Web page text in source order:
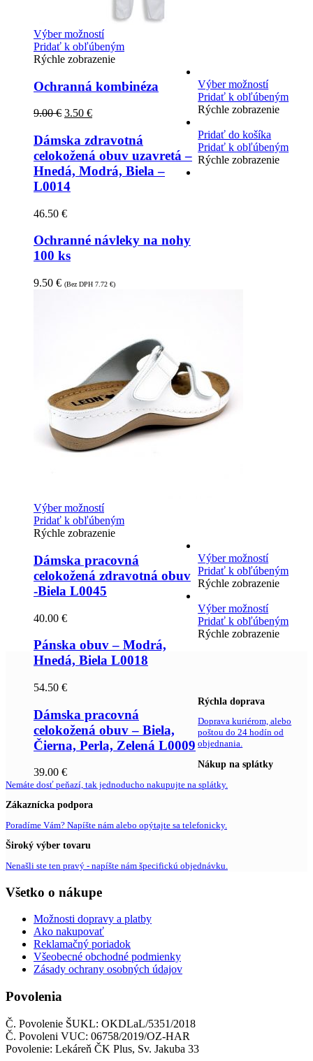
Výber možností
Pridať k obľúbeným
Rýchle zobrazenie
Ochranná kombinéza
9.00€ 3.50 €
Výber možností
Pridať k obľúbeným
Rýchle zobrazenie
Dámska zdravotná
celokožená obuv uzavretá –
Hnedá, Modrá, Biela –
L0014
46.50 €
Pridať do košíka
Pridať k obľúbeným
Rýchle zobrazenie
Ochranné návleky na nohy
100 ks
9.50 € (Bez DPH 7.72 €)
Výber možností
Pridať k obľúbeným
Rýchle zobrazenie
Dámska pracovná
celokožená zdravotná obuv
-Biela L0045
40.00 €
Výber možností
Pridať k obľúbeným
Rýchle zobrazenie
Pánska obuv – Modrá,
Hnedá, Biela L0018
54.50 €
Výber možností
Pridať k obľúbeným
Rýchle zobrazenie
Dámska pracovná
celokožená obuv – Biela,
Čierna, Perla, Zelená L0009
39.00 €
Rýchla doprava
Doprava kuriérom, alebo
poštou do 24 hodín od
objednania.
Nákup na splátky
Nemáte dosť peňazí, tak jednoducho nakupujte na splátky.
Zákaznícka podpora
Poradíme Vám? Napíšte nám alebo opýtajte sa telefonicky.
Široký výber tovaru
Nenašli ste ten pravý - napíšte nám špecifickú objednávku.
Všetko o nákupe
Možnosti dopravy a platby
Ako nakupovať
Reklamačný poriadok
Všeobecné obchodné podmienky
Zásady ochrany osobných údajov
Povolenia
Č. Povolenie ŠUKL: OKDLaL/5351/2018
Č. Povoleni VUC: 06758/2019/OZ-HAR
Povolenie: Lekáreň ČK Plus, Sv. Jakuba 33